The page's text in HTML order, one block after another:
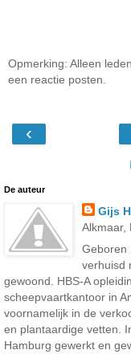
Opmerking: Alleen
een reactie posten.
‹
De auteur
Gijs
Alkmaar,
Geboren
verhuisd
gewoond. HBS-A
scheepvaartkantoor in
voornamelijk in de
en plantaardige vetten.
Hamburg gewerkt en